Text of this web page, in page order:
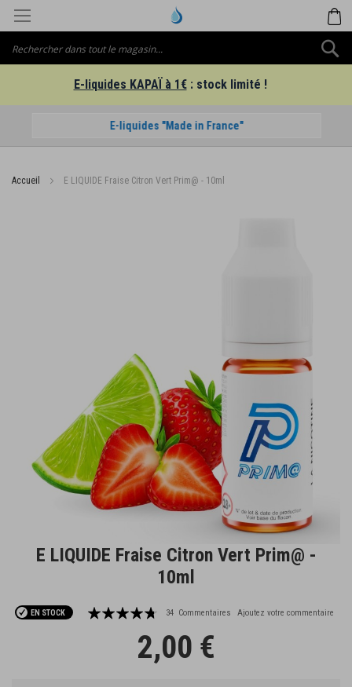
Aller
E-liquides KAPAÏ à 1€ : stock limité !
E-liquides "Made in France"
Accueil E LIQUIDE Fraise Citron Vert Prim@ - 10ml
Passer
la
E LIQUIDE Fraise Citron Vert Prim@ -
10ml
EN STOCK
Notation:
34 Commentaires Ajoutez votre commentaire
2,00 €